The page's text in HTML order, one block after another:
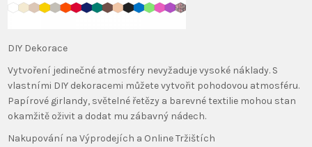
DIY Dekorace
Vytvoření jedinečné atmosféry nevyžaduje vysoké náklady. S
vlastními DIY dekoracemi můžete vytvořit pohodovou atmosféru.
Papírové girlandy, světelné řetězy a barevné textilie mohou stan
okamžitě oživit a dodat mu zábavný nádech.
Nakupování na Výprodejích a Online Tržištích